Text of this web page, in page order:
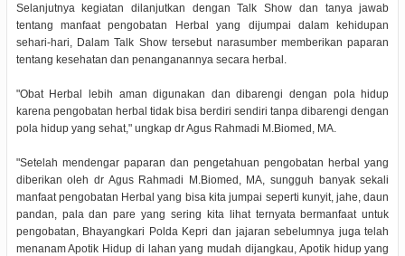
Selanjutnya kegiatan dilanjutkan dengan Talk Show dan tanya jawab
tentang manfaat pengobatan Herbal yang dijumpai dalam kehidupan
sehari-hari, Dalam Talk Show tersebut narasumber memberikan paparan
tentang kesehatan dan penanganannya secara herbal.
"Obat Herbal lebih aman digunakan dan dibarengi dengan pola hidup
karena pengobatan herbal tidak bisa berdiri sendiri tanpa dibarengi dengan
pola hidup yang sehat," ungkap dr Agus Rahmadi M.Biomed, MA.
"Setelah mendengar paparan dan pengetahuan pengobatan herbal yang
diberikan oleh dr Agus Rahmadi M.Biomed, MA, sungguh banyak sekali
manfaat pengobatan Herbal yang bisa kita jumpai seperti kunyit, jahe, daun
pandan, pala dan pare yang sering kita lihat ternyata bermanfaat untuk
pengobatan, Bhayangkari Polda Kepri dan jajaran sebelumnya juga telah
menanam Apotik Hidup di lahan yang mudah dijangkau, Apotik hidup yang